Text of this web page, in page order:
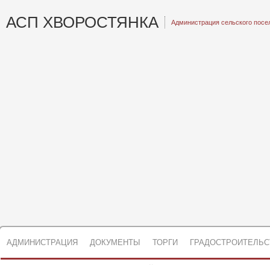
АСП ХВОРОСТЯНКА Администрация сельского
АДМИНИСТРАЦИЯ ДОКУМЕНТЫ ТОРГИ